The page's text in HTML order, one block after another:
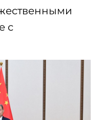
с